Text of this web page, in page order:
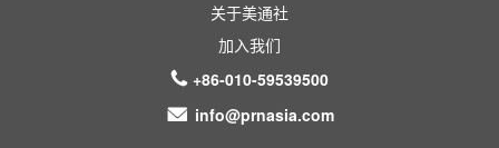
关于美通社
加入我们
+86-010-59539500
info@prnasia.com